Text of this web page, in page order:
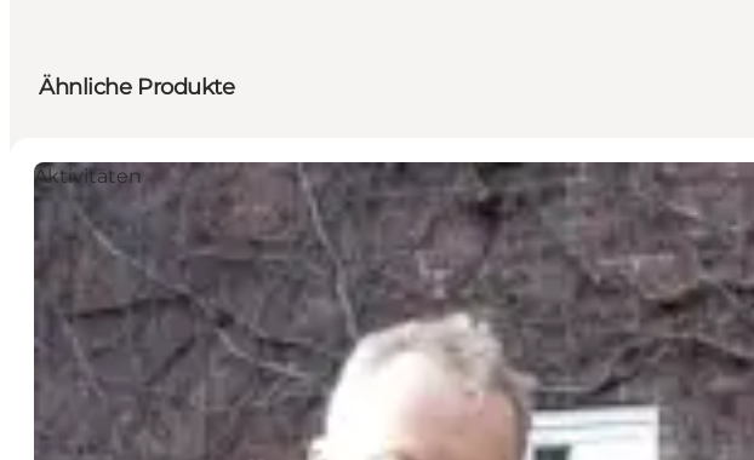
Ähnliche Produkte
Aktivitäten